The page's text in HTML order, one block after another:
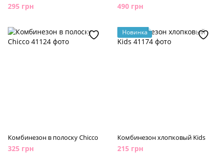
295 грн 490 грн
Комбинезон в полоску Chicco
325 грн
Новинка
Комбинезон хлопковый Kids
215 грн